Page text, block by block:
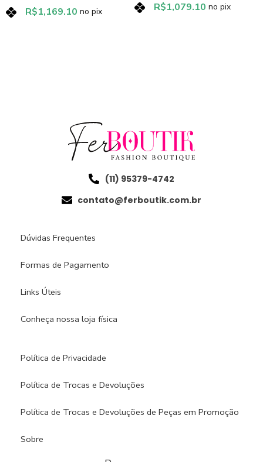
R$1,169.10 no pix R$1,079.10 no pix
(11) 95379-4742
contato@ferboutik.com.br
Dúvidas Frequentes
Formas de Pagamento
Links Úteis
Conheça nossa loja física​
Política de Privacidade
Política de Trocas e Devoluções
Política de Trocas e Devoluções de Peças em Promoção
Sobre